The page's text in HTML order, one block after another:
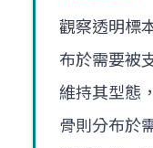
觀察透明標
布於需要被
維持其型態
骨則分布於